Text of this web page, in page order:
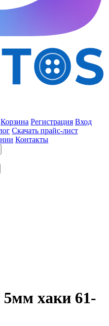
Корзина Регистрация Вход
Скачать прайс-лист
Контакты
хаки 61-